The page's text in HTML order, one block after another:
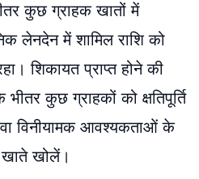
कुछ ग्राहक खातों में
लेनदेन में शामिल राशि को
शिकायत प्राप्त होने की
कुछ ग्राहकों को क्षतिपूर्ति
विनीयामक आवश्यकताओं के
खोलें।